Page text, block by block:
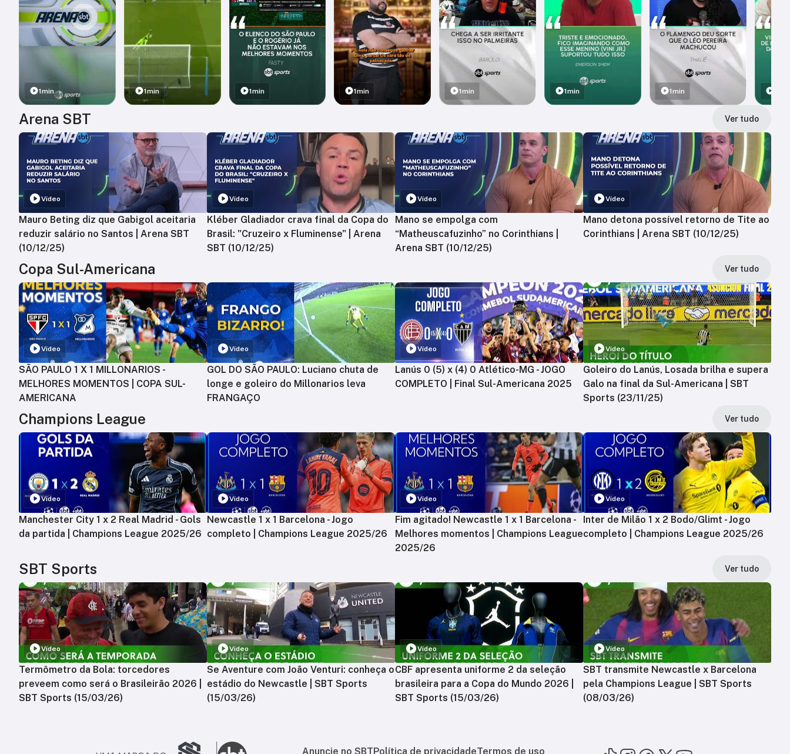
1min 1min 1min 1min 1min 1min 1min
Arena SBT Ver tudo
Vídeo
Mauro Beting diz que Gabigol aceitaria
reduzir salário no Santos | Arena SBT
(10/12/25)
Vídeo
Kléber Gladiador crava final da Copa do
Brasil: "Cruzeiro x Fluminense" | Arena
SBT (10/12/25)
Vídeo
Mano se empolga com
“Matheuscafuzinho” no Corinthians |
Arena SBT (10/12/25)
Vídeo
Mano detona possível retorno de Tite ao
Corinthians | Arena SBT (10/12/25)
Copa Sul-Americana Ver tudo
Vídeo
SÃO PAULO 1 X 1 MILLONARIOS -
MELHORES MOMENTOS | COPA SUL-
AMERICANA
Vídeo
GOL DO SÃO PAULO: Luciano chuta de
longe e goleiro do Millonarios leva
FRANGAÇO
Vídeo
Lanús 0 (5) x (4) 0 Atlético-MG - JOGO
COMPLETO | Final Sul-Americana 2025
Vídeo
Goleiro do Lanús, Losada brilha e supera
Galo na final da Sul-Americana | SBT
Sports (23/11/25)
Champions League Ver tudo
Vídeo
Manchester City 1 x 2 Real Madrid - Gols
da partida | Champions League 2025/26
Vídeo
Newcastle 1 x 1 Barcelona - Jogo
completo | Champions League 2025/26
Vídeo
Fim agitado! Newcastle 1 x 1 Barcelona -
Melhores momentos | Champions League
2025/26
Vídeo
Inter de Milão 1 x 2 Bodo/Glimt - Jogo
completo | Champions League 2025/26
SBT Sports Ver tudo
Vídeo
Termômetro da Bola: torcedores
preveem como será o Brasileirão 2026 |
SBT Sports (15/03/26)
Vídeo
Se Aventure com João Venturi: conheça o
estádio do Newcastle | SBT Sports
(15/03/26)
Vídeo
CBF apresenta uniforme 2 da seleção
brasileira para a Copa do Mundo 2026 |
SBT Sports (15/03/26)
Vídeo
SBT transmite Newcastle x Barcelona
pela Champions League | SBT Sports
(08/03/26)
Anuncie no SBT Política de privacidadeTermos de uso